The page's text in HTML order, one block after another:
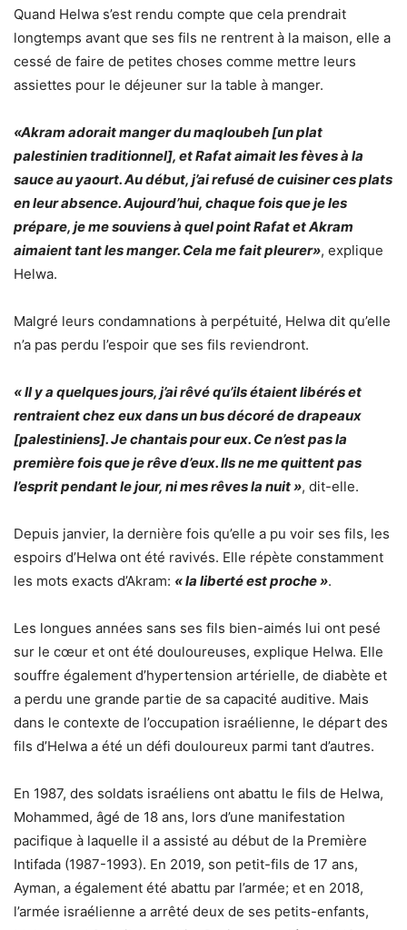
Quand Helwa s’est rendu compte que cela prendrait
longtemps avant que ses fils ne rentrent à la maison, elle a
cessé de faire de petites choses comme mettre leurs
assiettes pour le déjeuner sur la table à manger.
«Akram adorait manger du maqloubeh [un plat
palestinien traditionnel], et Rafat aimait les fèves à la
sauce au yaourt. Au début, j’ai refusé de cuisiner ces plats
en leur absence. Aujourd’hui, chaque fois que je les
prépare, je me souviens à quel point Rafat et Akram
aimaient tant les manger. Cela me fait pleurer», explique
Helwa.
Malgré leurs condamnations à perpétuité, Helwa dit qu’elle
n’a pas perdu l’espoir que ses fils reviendront.
« Il y a quelques jours, j’ai rêvé qu’ils étaient libérés et
rentraient chez eux dans un bus décoré de drapeaux
[palestiniens]. Je chantais pour eux. Ce n’est pas la
première fois que je rêve d’eux. Ils ne me quittent pas
l’esprit pendant le jour, ni mes rêves la nuit », dit-elle.
Depuis janvier, la dernière fois qu’elle a pu voir ses fils, les
espoirs d’Helwa ont été ravivés. Elle répète constamment
les mots exacts d’Akram: « la liberté est proche ».
Les longues années sans ses fils bien-aimés lui ont pesé
sur le cœur et ont été douloureuses, explique Helwa. Elle
souffre également d’hypertension artérielle, de diabète et
a perdu une grande partie de sa capacité auditive. Mais
dans le contexte de l’occupation israélienne, le départ des
fils d’Helwa a été un défi douloureux parmi tant d’autres.
En 1987, des soldats israéliens ont abattu le fils de Helwa,
Mohammed, âgé de 18 ans, lors d’une manifestation
pacifique à laquelle il a assisté au début de la Première
Intifada (1987-1993). En 2019, son petit-fils de 17 ans,
Ayman, a également été abattu par l’armée; et en 2018,
l’armée israélienne a arrêté deux de ses petits-enfants,